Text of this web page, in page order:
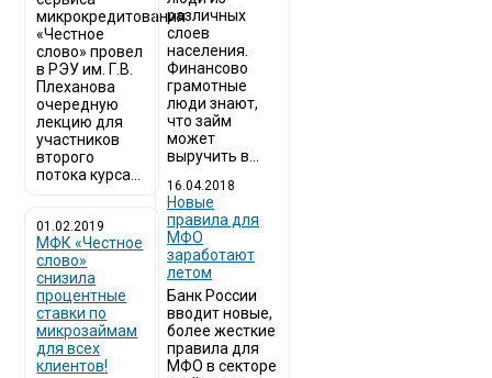
микрокредитования
«Честное
слово» провел
в РЭУ им. Г.В.
Плеханова
очередную
лекцию для
участников
второго
потока курса...
01.02.2019
МФК «Честное
слово»
снизила
процентные
ставки по
микрозаймам
для всех
клиентов!
различных
слоев
населения.
Финансово
грамотные
люди знают,
что займ
может
выручить в...
16.04.2018
Новые
правила для
МФО
заработают
летом
Банк России
вводит новые,
более жесткие
правила для
МФО в секторе